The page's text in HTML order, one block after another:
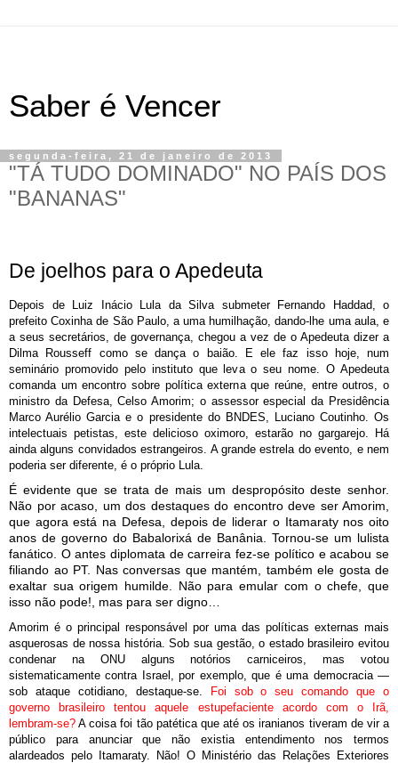
Saber é Vencer
segunda-feira, 21 de janeiro de 2013
"TÁ TUDO DOMINADO" NO PAÍS DOS
"BANANAS"
De joelhos para o Apedeuta
Depois de Luiz Inácio Lula da Silva submeter Fernando Haddad, o
prefeito Coxinha de São Paulo, a uma humilhação, dando-lhe uma aula, e
a seus secretários, de governança, chegou a vez de o Apedeuta dizer a
Dilma Rousseff como se dança o baião. E ele faz isso hoje, num
seminário promovido pelo instituto que leva o seu nome. O Apedeuta
comanda um encontro sobre política externa que reúne, entre outros, o
ministro da Defesa, Celso Amorim; o assessor especial da Presidência
Marco Aurélio Garcia e o presidente do BNDES, Luciano Coutinho. Os
intelectuais petistas, este delicioso oximoro, estarão no gargarejo. Há
ainda alguns convidados estrangeiros. A grande estrela do evento, e nem
poderia ser diferente, é o próprio Lula.
É evidente que se trata de mais um despropósito deste senhor.
Não por acaso, um dos destaques do encontro deve ser Amorim,
que agora está na Defesa, depois de liderar o Itamaraty nos oito
anos de governo do Babalorixá de Banânia. Tornou-se um lulista
fanático. O antes diplomata de carreira fez-se político e acabou se
filiando ao PT. Nas conversas que mantém, também ele gosta de
exaltar sua origem humilde. Não para emular com o chefe, que
isso não pode!, mas para ser digno…
Amorim é o principal responsável por uma das políticas externas mais
asquerosas de nossa história. Sob sua gestão, o estado brasileiro evitou
condenar na ONU alguns notórios carniceiros, mas votou
sistematicamente contra Israel, por exemplo, que é uma democracia —
sob ataque cotidiano, destaque-se.
Foi sob o seu comando que o
governo brasileiro tentou aquele estupefaciente acordo com o Irã,
lembram-se? A coisa foi tão patética que até os iranianos tiveram de vir a
público para anunciar que não existia entendimento nos termos
alardeados pelo Itamaraty. Não! O Ministério das Relações Exteriores